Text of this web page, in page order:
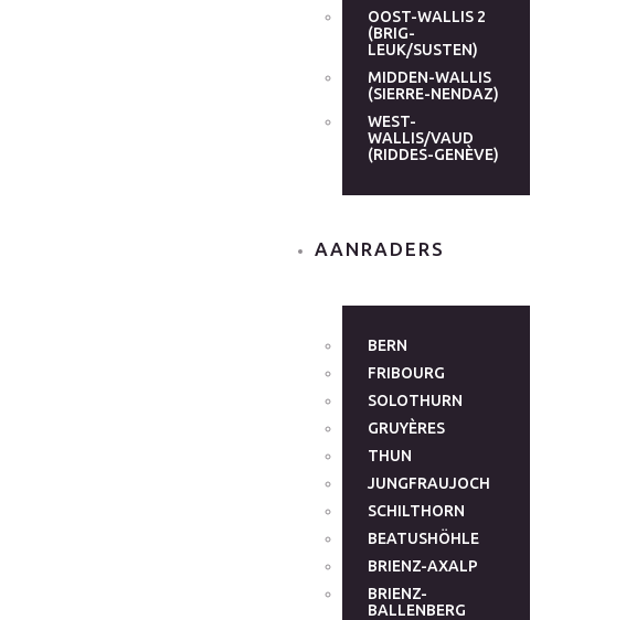
OOST-WALLIS 2
(BRIG-
LEUK/SUSTEN)
MIDDEN-WALLIS
(SIERRE-NENDAZ)
WEST-
WALLIS/VAUD
(RIDDES-GENÈVE)
AANRADERS
BERN
FRIBOURG
SOLOTHURN
GRUYÈRES
THUN
JUNGFRAUJOCH
SCHILTHORN
BEATUSHÖHLE
BRIENZ-AXALP
BRIENZ-
BALLENBERG